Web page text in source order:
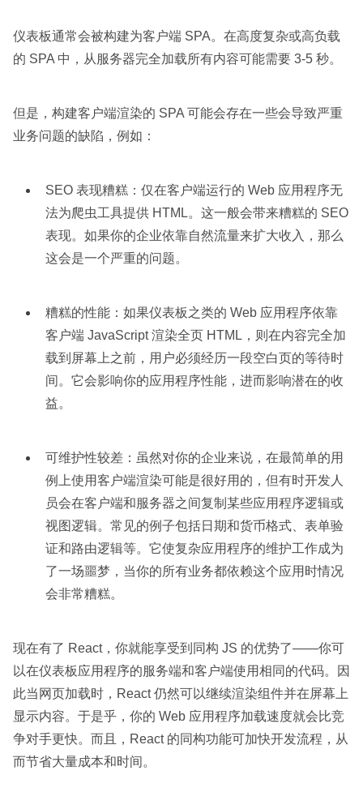
仪表板通常会被构建为客户端 SPA。在高度复杂或高负载
的 SPA 中，从服务器完全加载所有内容可能需要 3-5 秒。
但是，构建客户端渲染的 SPA 可能会存在一些会导致严重
业务问题的缺陷，例如：
SEO 表现糟糕：仅在客户端运行的 Web 应用程序无
法为爬虫工具提供 HTML。这一般会带来糟糕的 SEO
表现。如果你的企业依靠自然流量来扩大收入，那么
这会是一个严重的问题。
糟糕的性能：如果仪表板之类的 Web 应用程序依靠
客户端 JavaScript 渲染全页 HTML，则在内容完全加
载到屏幕上之前，用户必须经历一段空白页的等待时
间。它会影响你的应用程序性能，进而影响潜在的收
益。
可维护性较差：虽然对你的企业来说，在最简单的用
例上使用客户端渲染可能是很好用的，但有时开发人
员会在客户端和服务器之间复制某些应用程序逻辑或
视图逻辑。常见的例子包括日期和货币格式、表单验
证和路由逻辑等。它使复杂应用程序的维护工作成为
了一场噩梦，当你的所有业务都依赖这个应用时情况
会非常糟糕。
现在有了 React，你就能享受到同构 JS 的优势了——你可
以在仪表板应用程序的服务端和客户端使用相同的代码。因
此当网页加载时，React 仍然可以继续渲染组件并在屏幕上
显示内容。于是乎，你的 Web 应用程序加载速度就会比竞
争对手更快。而且，React 的同构功能可加快开发流程，从
而节省大量成本和时间。